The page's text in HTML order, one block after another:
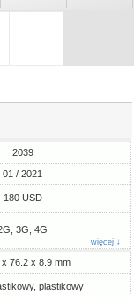
2039
01 / 2021
180 USD
3G, 4G
więcej ↓
x 76.2 x 8.9 mm
plastikowy